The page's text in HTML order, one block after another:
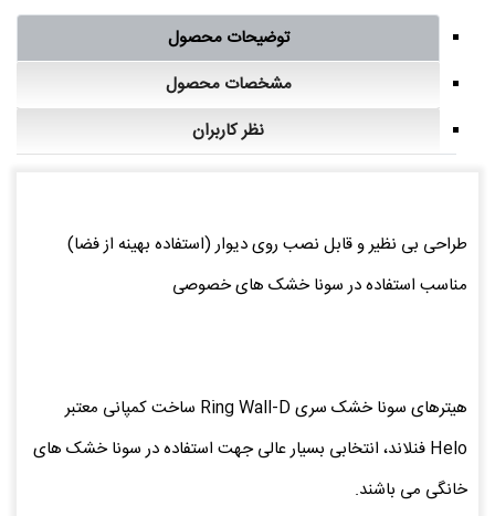
توضیحات محصول
مشخصات محصول
نظر کاربران
طراحی بی نظیر و قابل نصب روی دیوار (استفاده بهینه از فضا)
مناسب استفاده در سونا خشک های خصوصی
هیترهای سونا خشک سری Ring Wall-D ساخت کمپانی معتبر
Helo فنلاند، انتخابی بسیار عالی جهت استفاده در سونا خشک های
خانگی می باشند.